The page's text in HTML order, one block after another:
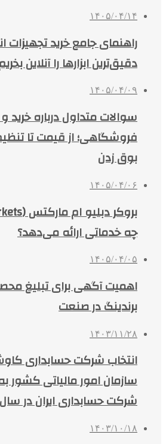
۱۴۰۵/۰۴/۱۴
راهنمای جامع خرید تجهیزات
دقیق‌ترین ابزارها را آنلاین
۱۴۰۵/۰۴/۰۹
سوالات متداول درباره
فروشگاهی؛ از قیمت تا
بوق زدن
۱۴۰۵/۰۴/۰۶
چه خدماتی ارائه می‌دهد؟
۱۴۰۵/۰۴/۰۵
اهمیت آگهی برای تبلیغ
برندینگ در صنعت
۱۴۰۳/۱۱/۲۸
انتخاب شرکت حسابداری
سازمان امور مالیاتی کشور
شرکت حسابداری ایران در
۱۴۰۳/۱۰/۱۸